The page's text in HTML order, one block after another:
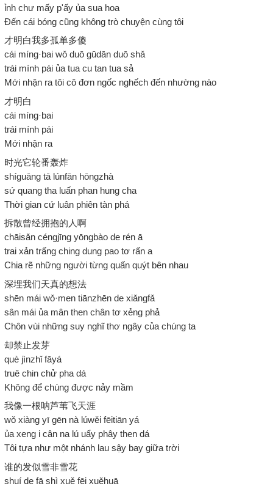
ỉnh chư mấy p'ấy ủa sua hoa
Đến cái bóng cũng không trò chuyện cùng tôi
才明白我多孤单多傻
cái míng·bai wǒ duō gūdān duō shǎ
trái mính pái ủa tua cu tan tua sả
Mới nhận ra tôi cô đơn ngốc nghếch đến nhường nào
才明白
cái míng·bai
trái mính pái
Mới nhận ra
时光它轮番轰炸
shíguāng tā lúnfān hōngzhà
sứ quang tha luấn phan hung cha
Thời gian cứ luân phiên tàn phá
拆散曾经拥抱的人啊
chāisǎn céngjīng yōngbào de rén ā
trai xản trấng ching dung pao tơ rấn a
Chia rẽ những người từng quấn quýt bên nhau
深埋我们天真的想法
shēn mái wǒ·men tiānzhēn de xiǎngfǎ
sân mái ủa mân then chân tơ xẻng phả
Chôn vùi những suy nghĩ thơ ngây của chúng ta
却禁止发芽
què jìnzhǐ fāyá
truê chin chử pha dá
Không để chúng được nảy mầm
我像一根呐芦苇飞天涯
wǒ xiàng yī gēn nà lúwěi fēitiān yá
ủa xeng i cân na lú uẩy phây then dá
Tôi tựa như một nhánh lau sậy bay giữa trời
谁的发似雪非雪花
shuí de fā shì xuě fēi xuěhuā